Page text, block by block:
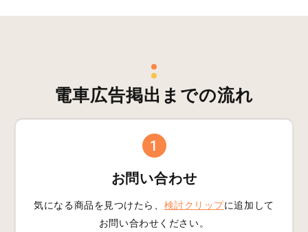
電車広告掲出までの流れ
1
お問い合わせ
気になる商品を見つけたら、 検討クリップに追加して
お問い合わせください。